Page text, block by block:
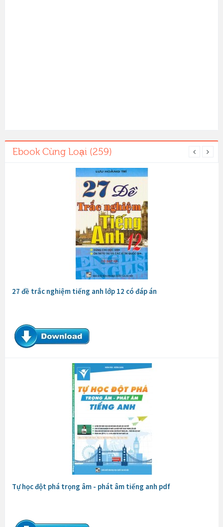
Ebook Cùng Loại (259)
27 đề trắc nghiệm tiếng anh lớp 12 có đáp án
Tự học đột phá trọng âm - phát âm tiếng anh pdf